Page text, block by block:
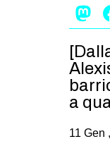
a
11 Gen